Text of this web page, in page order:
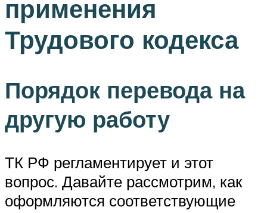
применения
Трудового кодекса
Порядок перевода на
другую работу
ТК РФ регламентирует и этот
вопрос. Давайте рассмотрим, как
оформляются соответствующие